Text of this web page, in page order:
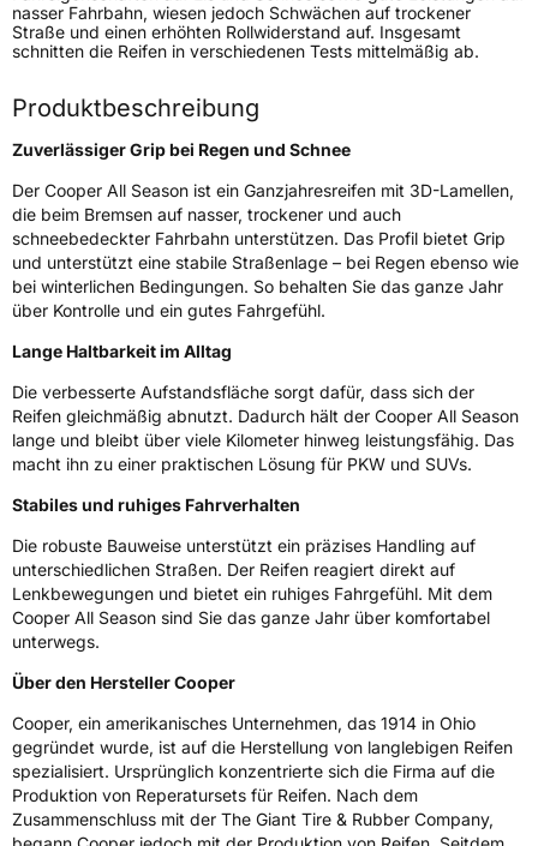
VerwendungGanzjahresreifen
ModellnameAll Season
Weitere Eigenschaften
SchlauchtypTL
Zustand Neureifen
M+SJa
VerstärktXL
EU Label
Effizienz B
Rollgeräusch (Klasse)B
Rollgeräusch (dB)
FahrzeugklasseC1
3PMSF / Schneeflockensymbol / Alpine-Symbol Ja
EisgripNein
EPREL ID2565054
nasser Fahrbahn, wiesen jedoch Schwächen auf trockener
Straße und einen erhöhten Rollwiderstand auf. Insgesamt
schnitten die Reifen in verschiedenen Tests mittelmäßig ab.
Produktbeschreibung
Zuverlässiger Grip bei Regen und Schnee
Der Cooper All Season ist ein Ganzjahresreifen mit 3D-Lamellen,
die beim Bremsen auf nasser, trockener und auch
schneebedeckter Fahrbahn unterstützen. Das Profil bietet Grip
und unterstützt eine stabile Straßenlage – bei Regen ebenso wie
bei winterlichen Bedingungen. So behalten Sie das ganze Jahr
über Kontrolle und ein gutes Fahrgefühl.
Lange Haltbarkeit im Alltag
Die verbesserte Aufstandsfläche sorgt dafür, dass sich der
Reifen gleichmäßig abnutzt. Dadurch hält der Cooper All Season
lange und bleibt über viele Kilometer hinweg leistungsfähig. Das
macht ihn zu einer praktischen Lösung für PKW und SUVs.
Stabiles und ruhiges Fahrverhalten
Die robuste Bauweise unterstützt ein präzises Handling auf
unterschiedlichen Straßen. Der Reifen reagiert direkt auf
Lenkbewegungen und bietet ein ruhiges Fahrgefühl. Mit dem
Cooper All Season sind Sie das ganze Jahr über komfortabel
unterwegs.
Über den Hersteller Cooper
Cooper, ein amerikanisches Unternehmen, das 1914 in Ohio
gegründet wurde, ist auf die Herstellung von langlebigen Reifen
spezialisiert. Ursprünglich konzentrierte sich die Firma auf die
Produktion von Reperatursets für Reifen. Nach dem
Zusammenschluss mit der The Giant Tire & Rubber Company,